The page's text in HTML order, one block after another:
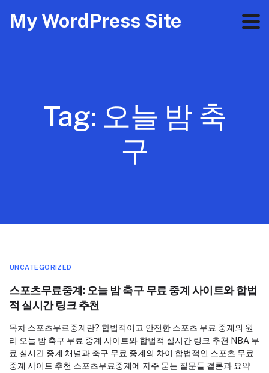
My WordPress Site
Tag: 오늘 밤 축
구
UNCATEGORIZED
스포츠무료중계: 오늘 밤 축구 무료 중계 사이트와 합법
적 실시간 링크 추천
목차 스포츠무료중계란? 합법적이고 안전한 스포츠 무료 중계의 원
리 오늘 밤 축구 무료 중계 사이트와 합법적 실시간 링크 추천 NBA 무
료 실시간 중계 채널과 축구 무료 중계의 차이 합법적인 스포츠 무료
중계 사이트 추천 스포츠무료중계에 자주 묻는 질문들 결론과 요약